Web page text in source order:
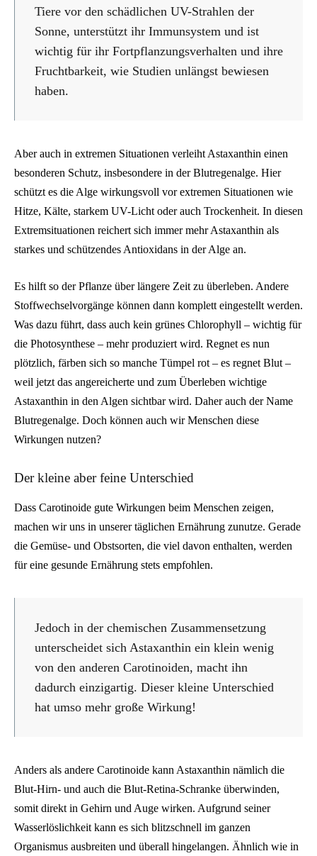
Tiere vor den schädlichen UV-Strahlen der
Sonne, unterstützt ihr Immunsystem und ist
wichtig für ihr Fortpflanzungsverhalten und ihre
Fruchtbarkeit, wie Studien unlängst bewiesen
haben.
Aber auch in extremen Situationen verleiht Astaxanthin einen
besonderen Schutz, insbesondere in der Blutregenalge. Hier
schützt es die Alge wirkungsvoll vor extremen Situationen wie
Hitze, Kälte, starkem UV-Licht oder auch Trockenheit. In diesen
Extremsituationen reichert sich immer mehr Astaxanthin als
starkes und schützendes Antioxidans in der Alge an.
Es hilft so der Pflanze über längere Zeit zu überleben. Andere
Stoffwechselvorgänge können dann komplett eingestellt werden.
Was dazu führt, dass auch kein grünes Chlorophyll – wichtig für
die Photosynthese – mehr produziert wird. Regnet es nun
plötzlich, färben sich so manche Tümpel rot – es regnet Blut –
weil jetzt das angereicherte und zum Überleben wichtige
Astaxanthin in den Algen sichtbar wird. Daher auch der Name
Blutregenalge. Doch können auch wir Menschen diese
Wirkungen nutzen?
Der kleine aber feine Unterschied
Dass Carotinoide gute Wirkungen beim Menschen zeigen,
machen wir uns in unserer täglichen Ernährung zunutze. Gerade
die Gemüse- und Obstsorten, die viel davon enthalten, werden
für eine gesunde Ernährung stets empfohlen.
Jedoch in der chemischen Zusammensetzung
unterscheidet sich Astaxanthin ein klein wenig
von den anderen Carotinoiden, macht ihn
dadurch einzigartig. Dieser kleine Unterschied
hat umso mehr große Wirkung!
Anders als andere Carotinoide kann Astaxanthin nämlich die
Blut-Hirn- und auch die Blut-Retina-Schranke überwinden,
somit direkt in Gehirn und Auge wirken. Aufgrund seiner
Wasserlöslichkeit kann es sich blitzschnell im ganzen
Organismus ausbreiten und überall hingelangen. Ähnlich wie in